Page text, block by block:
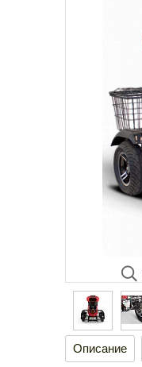
Описание